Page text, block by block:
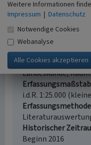
Schlagwörter
Magerwiese Feldweg
Kalkbrennerei
Fachsicht(en)
Landeskunde,
Erfassungsmaßstab
i.d.R. 1:25.000
Erfassungsmethode
Historischer
Beginn 2016
Weitere Informationen
Impressum | Datenschutz
Notwendige Cookies
Webanalyse